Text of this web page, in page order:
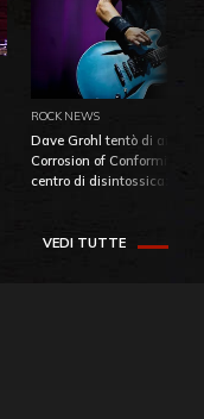
ROCK NEWS
Dave Grohl tentò di
Corrosion of Conformity
centro di
VEDI TUTTE